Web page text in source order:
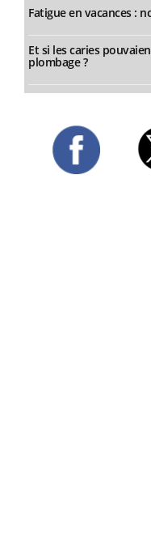
Fatigue en vacances :
Et si les caries
plombage ?